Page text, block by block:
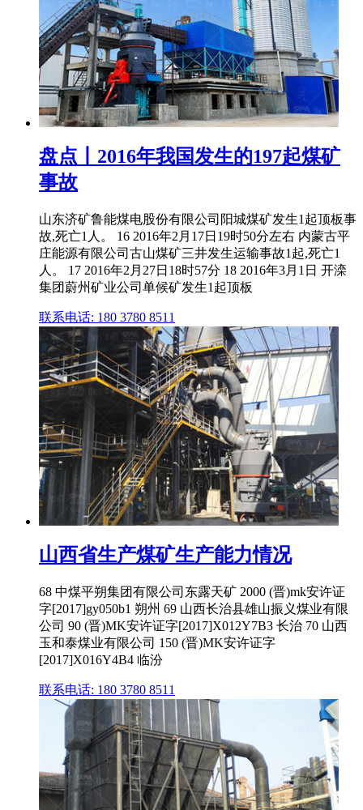
盘点丨2016年我国发生的197起煤矿
事故
山东济矿鲁能煤电股份有限公司阳城煤矿发生1起顶板事
故,死亡1人。 16 2016年2月17日19时50分左右 内蒙古平
庄能源有限公司古山煤矿三井发生运输事故1起,死亡1
人。 17 2016年2月27日18时57分 18 2016年3月1日 开滦
集团蔚州矿业公司单候矿发生1起顶板
联系电话: 180 3780 8511
山西省生产煤矿生产能力情况
68 中煤平朔集团有限公司东露天矿 2000 (晋)mk安许证
字[2017]gy050b1 朔州 69 山西长治县雄山振义煤业有限
公司 90 (晋)MK安许证字[2017]X012Y7B3 长治 70 山西
玉和泰煤业有限公司 150 (晋)MK安许证字
[2017]X016Y4B4 临汾
联系电话: 180 3780 8511